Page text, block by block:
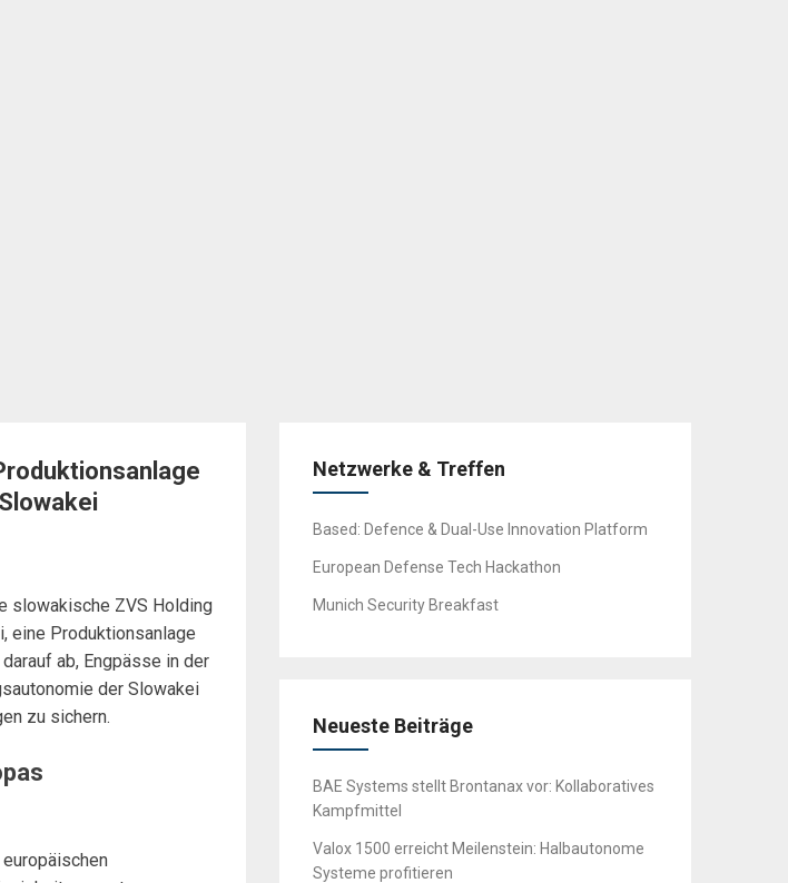
slowakische ZVS Holding
eine Produktionsanlage
ab, Engpässe in der
der Slowakei
zu sichern.
Netzwerke & Treffen
Based: Defence & Dual-Use Innovation Platform
European Defense Tech Hackathon
Munich Security Breakfast
Neueste Beiträge
BAE Systems stellt Brontanax vor: Kollaboratives
Kampfmittel
Valox 1500 erreicht Meilenstein: Halbautonome
Systeme profitieren